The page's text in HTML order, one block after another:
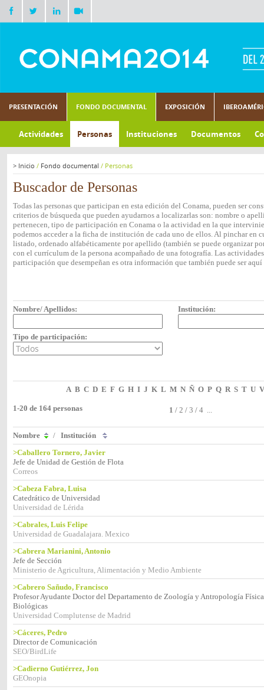
PRESENTACIÓN FONDO DOCUMENTAL EXPOSICIÓN
Actividades Personas Instituciones Documentos
> Inicio / Fondo documental / Personas
Buscador de Personas
Todas las personas que participan en esta edición del Conama, pueden ser
criterios de búsqueda que pueden ayudarnos a localizarlas son: nombre o
pertenecen, tipo de participación en Conama o la actividad en la que
podemos acceder a la ficha de institución de cada uno de ellos. Al pinchar en
listado, ordenado alfabéticamente por apellido (también se puede organizar
con el currículum de la persona acompañado de una fotografía. Las
participación que desempeñan es otra información que también puede ser
Nombre/ Apellidos: Institución:
Tipo de participación:
A B C D E F G H I J K L M N Ñ O P Q R S T U V
1-20 de 164 personas 1 / 2 / 3 / 4 ...
Nombre / Institución
>Caballero Tornero, Javier
Jefe de Unidad de Gestión de Flota
Correos
>Cabeza Fabra, Luisa
Catedrático de Universidad
Universidad de Lérida
>Cabrales, Luis Felipe
Universidad de Guadalajara. Mexico
>Cabrera Marianini, Antonio
Jefe de Sección
Ministerio de Agricultura, Alimentación y Medio Ambiente
>Cabrero Sañudo, Francisco
Profesor Ayudante Doctor del Departamento de Zoología y Antropología
Biológicas
Universidad Complutense de Madrid
>Cáceres, Pedro
Director de Comunicación
SEO/BirdLife
>Cadierno Gutiérrez, Jon
GEOnopia